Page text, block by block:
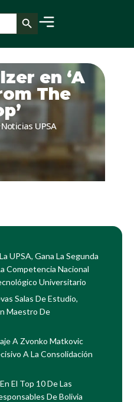
Botón de búsqueda
en ‘A
The
Noticias UPSA
UPSA, Gana La Segunda
Competencia Nacional
Universitario
Salas De Estudio,
Maestro De
A Zvonko Matkovic
A La Consolidación
El Top 10 De Las
De Bolivia